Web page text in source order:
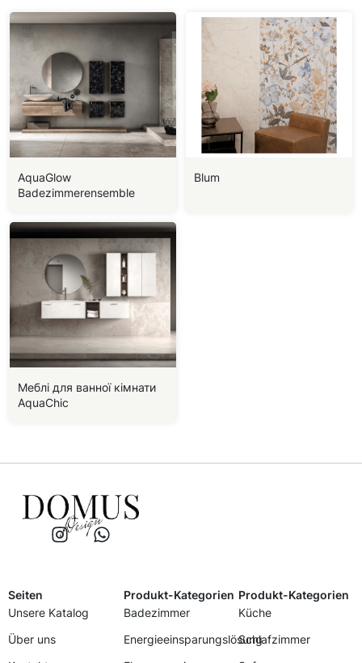
AquaGlow
Badezimmerensemble
Blum
Меблі для ванної кімнати
AquaChic
Seiten
Unsere Katalog
Über uns
Produkt-Kategorien
Badezimmer
Energieeinsparungslösung
Produkt-Kategorien
Küche
Schlafzimmer